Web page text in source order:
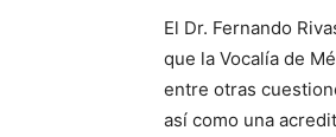
El Dr. Fernando
que la Vocalía de
entre otras
así como una